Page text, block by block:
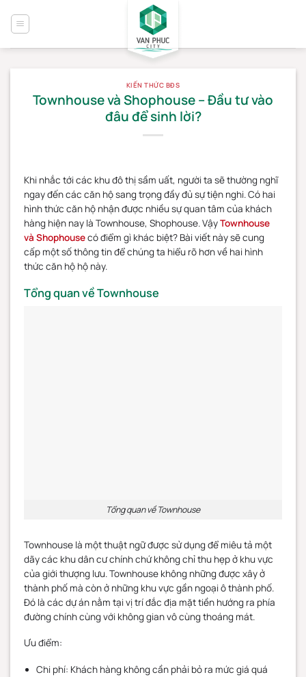
qua
nội
dung
KIẾN THỨC BĐS
Townhouse và Shophouse – Đầu tư vào
đâu để sinh lời?
Khi nhắc tới các khu đô thị sầm uất, người ta sẽ thường nghĩ
ngay đến các căn hộ sang trọng đầy đủ sự tiện nghi. Có hai
hình thức căn hộ nhận được nhiều sự quan tâm của khách
hàng hiện nay là Townhouse, Shophouse. VậyTownhouse
và Shophousecó điểm gì khác biệt? Bài viết này sẽ cung
cấp một số thông tin để chúng ta hiểu rõ hơn về hai hình
thức căn hộ hộ này.
Tổng quan về Townhouse
Tổng quan về Townhouse
Townhouse là một thuật ngữ được sử dụng để miêu tả một
dãy các khu dân cư chính chứ không chỉ thu hẹp ở khu vực
của giới thượng lưu. Townhouse không những được xây ở
thành phố mà còn ở những khu vực gần ngoại ô thành phố.
Đó là các dự án nằm tại vị trí đắc địa mặt tiền hướng ra phía
đường chính cùng với không gian vô cùng thoáng mát.
Ưu điểm:
Chi phí: Khách hàng không cần phải bỏ ra mức giá quá